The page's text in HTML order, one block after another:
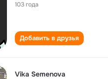
103 года
Добавить в друзья
Vika Semenova